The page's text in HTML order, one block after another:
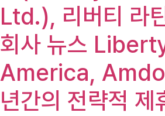
Ltd.), 리버티 라
회사 뉴스
America,
년간의 전략적 제